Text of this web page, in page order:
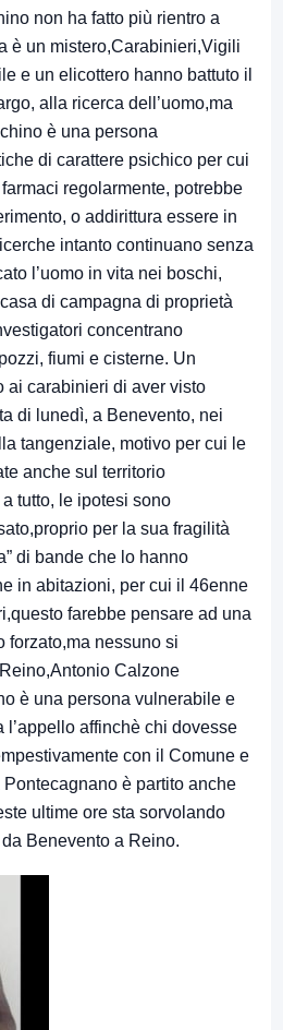
non ha fatto più rientro a
è un mistero,Carabinieri,Vigili
e un elicottero hanno battuto il
alla ricerca dell’uomo,ma
è una persona
di carattere psichico per cui
regolarmente, potrebbe
o addirittura essere in
intanto continuano senza
l’uomo in vita nei boschi,
di campagna di proprietà
concentrano
fiumi e cisterne. Un
ai carabinieri di aver visto
di lunedì, a Benevento, nei
tangenziale, motivo per cui le
anche sul territorio
tutto, le ipotesi sono
per la sua fragilità
di bande che lo hanno
in abitazioni, per cui il 46enne
farebbe pensare ad una
forzato,ma nessuno si
Calzone
è una persona vulnerabile e
affinchè chi dovesse
con il Comune e
è partito anche
ultime ore sta sorvolando
Benevento a Reino.